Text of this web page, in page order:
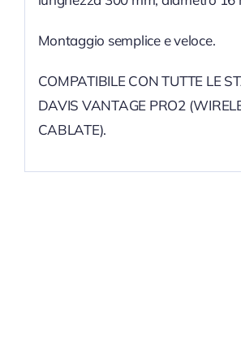
Montaggio semplice e veloce.
COMPATIBILE CON TUTTE LE
DAVIS VANTAGE PRO2
CABLATE).